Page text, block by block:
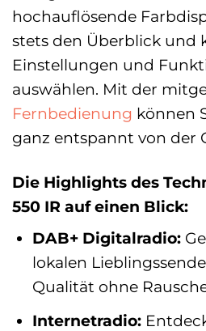
hochauflösende
stets den Überblick und
Einstellungen und
auswählen. Mit der
Fernbedienung können
ganz entspannt von der
Die Highlights des
550 IR auf einen Blick:
DAB+ Digitalradio:
lokalen
Qualität ohne
Internetradio: